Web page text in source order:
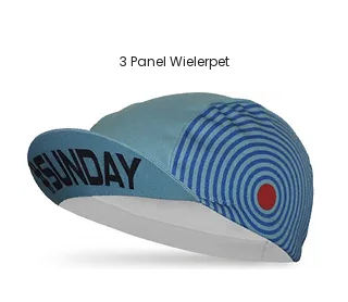
3 Panel Wielerpet